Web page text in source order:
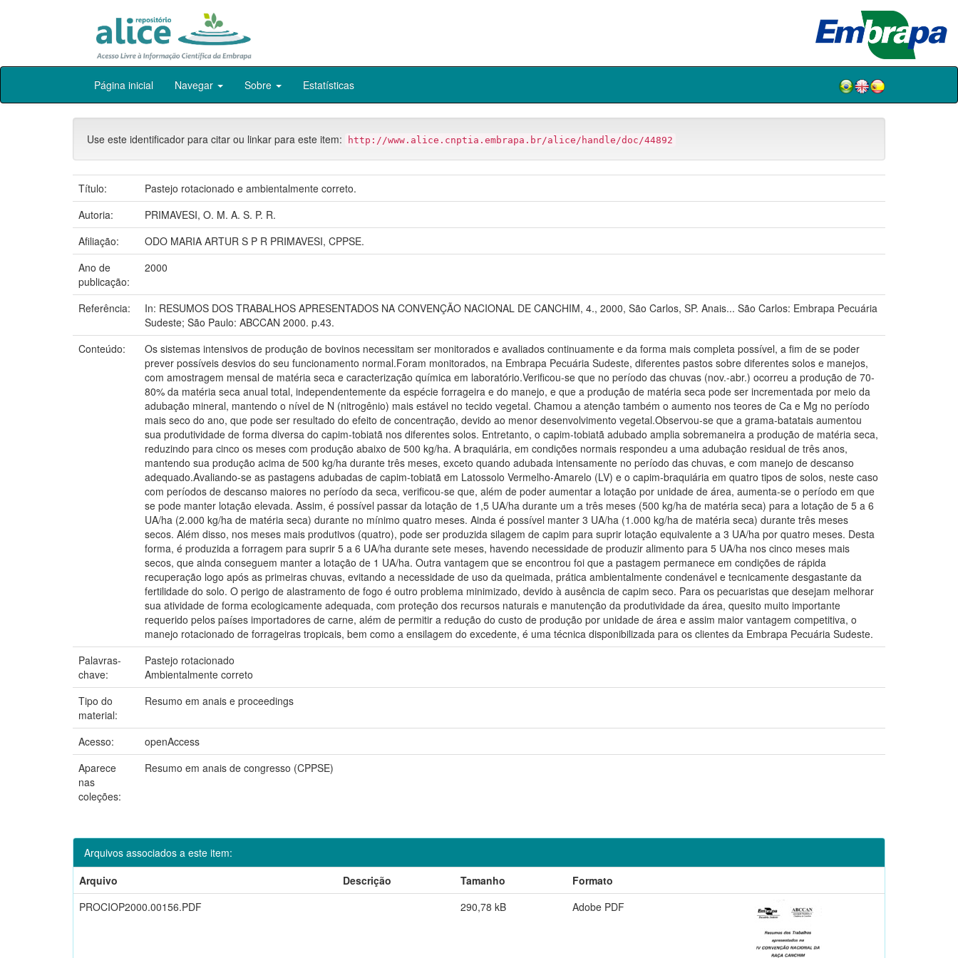
Skip
Página inicial Navegar Sobre Estatísticas
Use este identificador para citar ou linkar para este item: http://www.alice.cnptia.embrapa.br/alice/handle/doc/44892
Título:
Pastejo rotacionado e ambientalmente correto.
Autoria:
PRIMAVESI, O. M. A. S. P. R.
Afiliação:
ODO MARIA ARTUR S P R PRIMAVESI, CPPSE.
Ano de
publicação:
2000
Referência:
In: RESUMOS DOS TRABALHOS APRESENTADOS NA CONVENÇÃO NACIONAL DE CANCHIM, 4., 2000, São Carlos, SP. Anais... São Carlos: Embrapa Pecuária
Sudeste; São Paulo: ABCCAN 2000. p.43.
Conteúdo:
Os sistemas intensivos de produção de bovinos necessitam ser monitorados e avaliados continuamente e da forma mais completa possível, a fim de se poder
prever possíveis desvios do seu funcionamento normal.Foram monitorados, na Embrapa Pecuária Sudeste, diferentes pastos sobre diferentes solos e manejos,
com amostragem mensal de matéria seca e caracterização química em laboratório.Verificou-se que no período das chuvas (nov.-abr.) ocorreu a produção de 70-
80% da matéria seca anual total, independentemente da espécie forrageira e do manejo, e que a produção de matéria seca pode ser incrementada por meio da
adubação mineral, mantendo o nível de N (nitrogênio) mais estável no tecido vegetal. Chamou a atenção também o aumento nos teores de Ca e Mg no período
mais seco do ano, que pode ser resultado do efeito de concentração, devido ao menor desenvolvimento vegetal.Observou-se que a grama-batatais aumentou
sua produtividade de forma diversa do capim-tobiatã nos diferentes solos. Entretanto, o capim-tobiatã adubado amplia sobremaneira a produção de matéria seca,
reduzindo para cinco os meses com produção abaixo de 500 kg/ha. A braquiária, em condições normais respondeu a uma adubação residual de três anos,
mantendo sua produção acima de 500 kg/ha durante três meses, exceto quando adubada intensamente no período das chuvas, e com manejo de descanso
adequado.Avaliando-se as pastagens adubadas de capim-tobiatã em Latossolo Vermelho-Amarelo (LV) e o capim-braquiária em quatro tipos de solos, neste caso
com períodos de descanso maiores no período da seca, verificou-se que, além de poder aumentar a lotação por unidade de área, aumenta-se o período em que
se pode manter lotação elevada. Assim, é possível passar da lotação de 1,5 UA/ha durante um a três meses (500 kg/ha de matéria seca) para a lotação de 5 a 6
UA/ha (2.000 kg/ha de matéria seca) durante no mínimo quatro meses. Ainda é possível manter 3 UA/ha (1.000 kg/ha de matéria seca) durante três meses
secos. Além disso, nos meses mais produtivos (quatro), pode ser produzida silagem de capim para suprir lotação equivalente a 3 UA/ha por quatro meses. Desta
forma, é produzida a forragem para suprir 5 a 6 UA/ha durante sete meses, havendo necessidade de produzir alimento para 5 UA/ha nos cinco meses mais
secos, que ainda conseguem manter a lotação de 1 UA/ha. Outra vantagem que se encontrou foi que a pastagem permanece em condições de rápida
recuperação logo após as primeiras chuvas, evitando a necessidade de uso da queimada, prática ambientalmente condenável e tecnicamente desgastante da
fertilidade do solo. O perigo de alastramento de fogo é outro problema minimizado, devido à ausência de capim seco. Para os pecuaristas que desejam melhorar
sua atividade de forma ecologicamente adequada, com proteção dos recursos naturais e manutenção da produtividade da área, quesito muito importante
requerido pelos países importadores de carne, além de permitir a redução do custo de produção por unidade de área e assim maior vantagem competitiva, o
manejo rotacionado de forrageiras tropicais, bem como a ensilagem do excedente, é uma técnica disponibilizada para os clientes da Embrapa Pecuária Sudeste.
Palavras-
chave:
Pastejo rotacionado
Ambientalmente correto
Tipo do
material:
Resumo em anais e proceedings
Acesso:
openAccess
Aparece
nas
coleções:
Resumo em anais de congresso (CPPSE)
Arquivos associados a este item:
Arquivo
Descrição Tamanho
Formato
PROCIOP2000.00156.PDF
290,78 kB Adobe PDF